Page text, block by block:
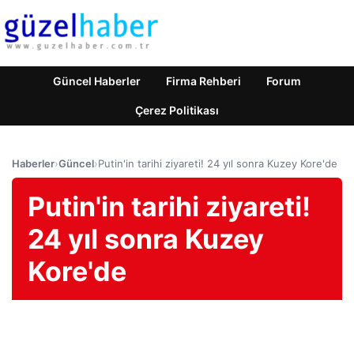
Güncel Haberler Firma Rehberi Forum
Çerez Politikası
Haberler›Güncel›Putin'in tarihi ziyareti! 24 yıl sonra Kuzey Kore'de
Putin'in tarihi ziyareti!
24 yıl sonra Kuzey
Kore'de